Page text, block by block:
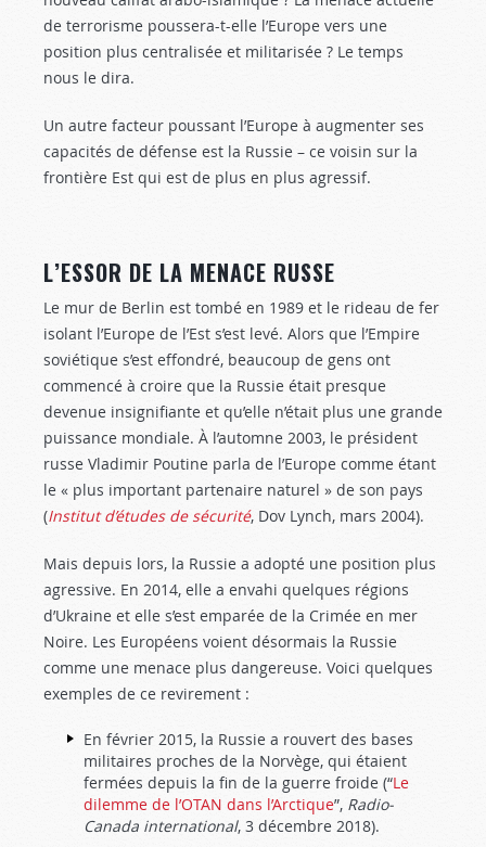
de terrorisme poussera-t-elle l’Europe vers une
position plus centralisée et militarisée ? Le temps
nous le dira.
Un autre facteur poussant l’Europe à augmenter ses
capacités de défense est la Russie – ce voisin sur la
frontière Est qui est de plus en plus agressif.
L’ESSOR DE LA MENACE RUSSE
Le mur de Berlin est tombé en 1989 et le rideau de fer
isolant l’Europe de l’Est s’est levé. Alors que l’Empire
soviétique s’est effondré, beaucoup de gens ont
commencé à croire que la Russie était presque
devenue insignifiante et qu’elle n’était plus une grande
puissance mondiale. À l’automne 2003, le président
russe Vladimir Poutine parla de l’Europe comme étant
le « plus important partenaire naturel » de son pays
(Institut d’études de sécurité, Dov Lynch, mars 2004).
Mais depuis lors, la Russie a adopté une position plus
agressive. En 2014, elle a envahi quelques régions
d’Ukraine et elle s’est emparée de la Crimée en mer
Noire. Les Européens voient désormais la Russie
comme une menace plus dangereuse. Voici quelques
exemples de ce revirement :
En février 2015, la Russie a rouvert des bases
militaires proches de la Norvège, qui étaient
fermées depuis la fin de la guerre froide (“Le
dilemme de l’OTAN dans l’Arctique”, Radio-
Canada international, 3 décembre 2018).